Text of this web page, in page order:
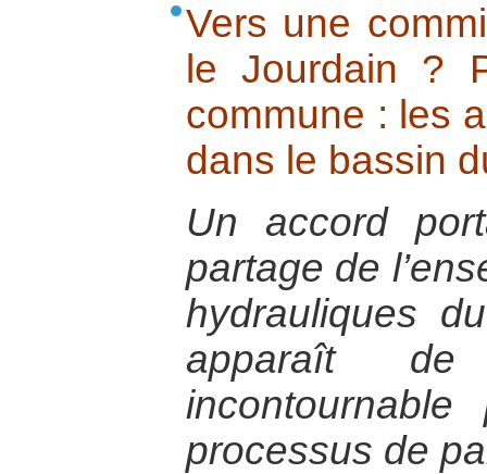
Vers une
le Jourdain ?
commune : les
dans le bassin
Un accord
partage de
hydrauliques
apparaît
processus de